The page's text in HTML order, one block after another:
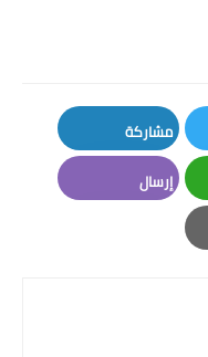
مشاركة
LinkedIn
إرسال